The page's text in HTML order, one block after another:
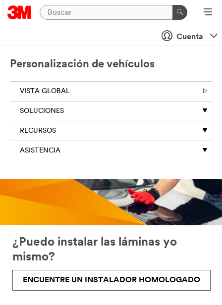
Cuenta
Personalización de vehículos
VISTA GLOBAL
SOLUCIONES
RECURSOS
ASISTENCIA
¿Puedo instalar las láminas yo
mismo?
ENCUENTRE UN INSTALADOR HOMOLOGADO